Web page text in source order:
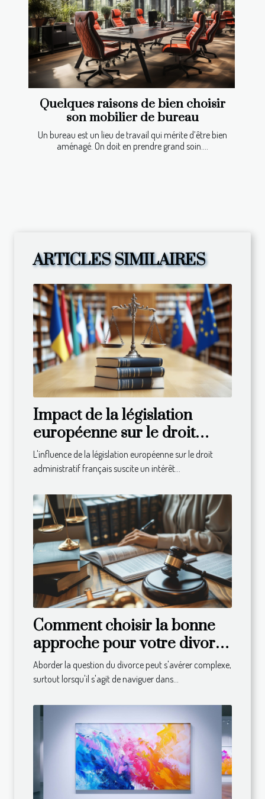
Quelques raisons de bien choisir
son mobilier de bureau
Un bureau est un lieu de travail qui mérite d’être bien
aménagé. On doit en prendre grand soin....
ARTICLES SIMILAIRES
Impact de la législation
européenne sur le droit
administratif français
L'influence de la législation européenne sur le droit
administratif français suscite un intérêt...
Comment choisir la bonne
approche pour votre divorce
en droit suisse
Aborder la question du divorce peut s'avérer complexe,
surtout lorsqu'il s'agit de naviguer dans...